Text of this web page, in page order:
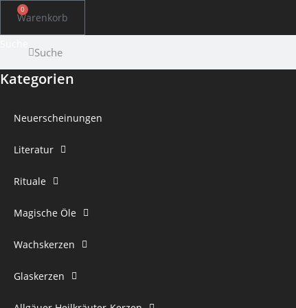
0
Warenkorb
Suche
Kategorien
Neuerscheinungen
Literatur
Rituale
Magische Öle
Wachskerzen
Glaskerzen